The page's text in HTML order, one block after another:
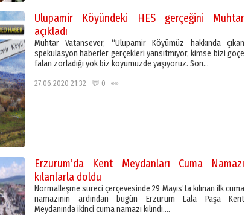
Ulupamir Köyündeki HES gerçeğini Muhtar
açıkladı
Muhtar Vatansever, “Ulupamir Köyümüz hakkında çıkan
spekülasyon haberler gerçekleri yansıtmıyor, kimse bizi göçe
falan zorladığı yok biz köyümüzde yaşıyoruz. Son…
27.06.2020 21:32 💬 0 👀
Erzurum’da Kent Meydanları Cuma Namazı
kılanlarla doldu
Normalleşme süreci çerçevesinde 29 Mayıs’ta kılınan ilk cuma
namazının ardından bugün Erzurum Lala Paşa Kent
Meydanında ikinci cuma namazı kılındı….